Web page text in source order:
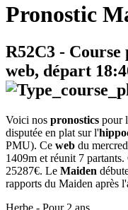
Pronostic
R52C3 - Course
web, départ
Voici nos pronostics pour
disputée en plat sur l'
PMU). Ce web du
1409m et réunit 7 partants.
25287€. Le Maiden
rapports du Maiden après
Herbe - Pour 2 ans